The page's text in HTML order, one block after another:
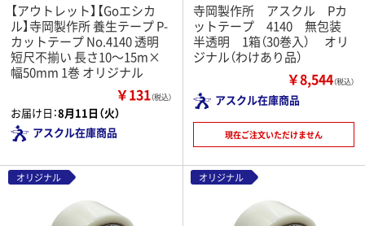
【アウトレット】【Goエシカ
ル】寺岡製作所 養生テープ P-
カットテープ No.4140 透明
短尺不揃い 長さ10～15m×
幅50mm 1巻 オリジナル
￥131（税込）
お届け日：8月11日（火）
アスクル在庫商品
寺岡製作所 アスクル Pカ
ットテープ 4140 無包装
半透明 1箱（30巻入） オリ
ジナル（わけあり品）
￥8,544（税込）
アスクル在庫商品
現在ご注文いただけません
オリジナル オリジナル